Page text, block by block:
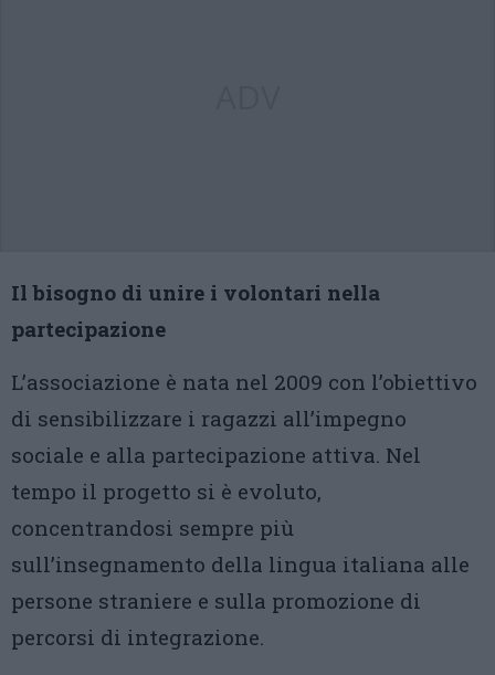
Il bisogno di unire i volontari nella
partecipazione
L’associazione è nata nel 2009 con l’obiettivo
di sensibilizzare i ragazzi all’impegno
sociale e alla partecipazione attiva. Nel
tempo il progetto si è evoluto,
concentrandosi sempre più
sull’insegnamento della lingua italiana alle
persone straniere e sulla promozione di
percorsi di integrazione.